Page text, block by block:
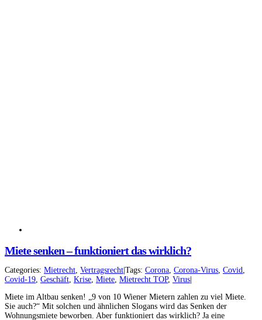
Miete senken – funktioniert das wirklich?
Categories: Mietrecht, Vertragsrecht Tags: Corona, Corona-Virus, Covid,
Covid-19, Geschäft, Krise, Miete, Mietrecht TOP, Virus
Miete im Altbau senken! „9 von 10 Wiener Mietern zahlen zu viel Miete.
Sie auch?“ Mit solchen und ähnlichen Slogans wird das Senken der
Wohnungsmiete beworben. Aber funktioniert das wirklich? Ja eine